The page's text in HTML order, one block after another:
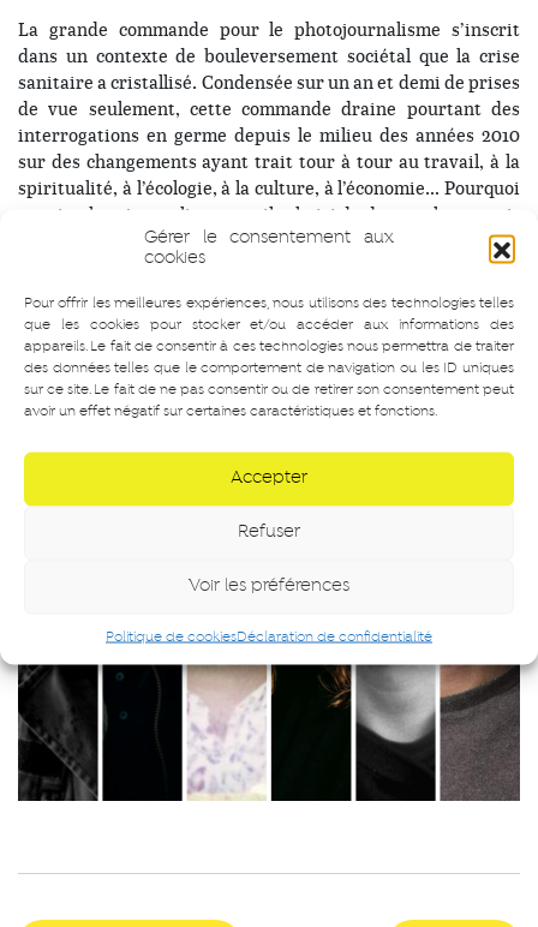
Gérer le consentement aux
cookies
Pour offrir les meilleures expériences, nous utilisons des technologies telles
que les cookies pour stocker et/ou accéder aux informations des
appareils. Le fait de consentir à ces technologies nous permettra de traiter
des données telles que le comportement de navigation ou les ID uniques
sur ce site. Le fait de ne pas consentir ou de retirer son consentement peut
avoir un effet négatif sur certaines caractéristiques et fonctions.
Accepter
Refuser
Voir les préférences
Politique de cookiesDéclaration de confidentialité
La grande commande pour le photojournalisme s’inscrit
dans un contexte de bouleversement sociétal que la crise
sanitaire a cristallisé. Condensée sur un an et demi de prises
de vue seulement, cette commande draine pourtant des
interrogations en germe depuis le milieu des années 2010
sur des changements ayant trait tour à tour au travail, à la
spiritualité, à l’écologie, à la culture, à l’économie… Pourquoi
ces six photojournalistes ont-ils choisi de dresser le portrait
d’une France insouciante ? De quoi se sentent-ils témoins, ou